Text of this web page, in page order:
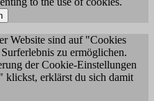
Website sind auf "Cookies
zu ermöglichen.
der Cookie-Einstellungen
klickst, erklärst du sich damit